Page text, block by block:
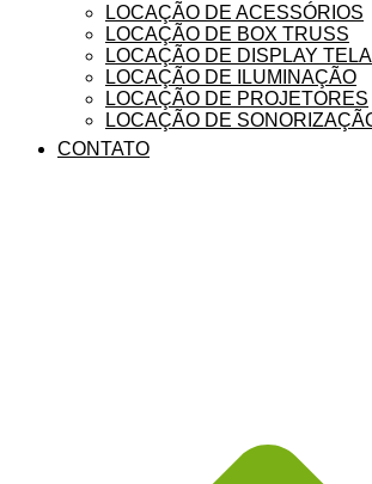
LOCAÇÃO DE ACESSÓRIOS
LOCAÇÃO DE BOX TRUSS
LOCAÇÃO DE DISPLAY
LOCAÇÃO DE ILUMINAÇÃO
LOCAÇÃO DE PROJETORES
LOCAÇÃO DE
CONTATO